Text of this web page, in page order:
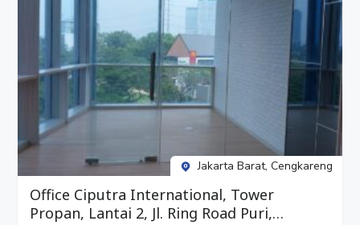
Jakarta Barat, Cengkareng
Office Ciputra International, Tower
Propan, Lantai 2, Jl. Ring Road Puri,